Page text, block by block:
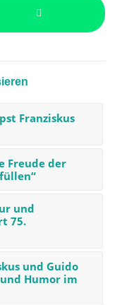
Franziskus
Freude der
und
75.
und Guido
Humor im